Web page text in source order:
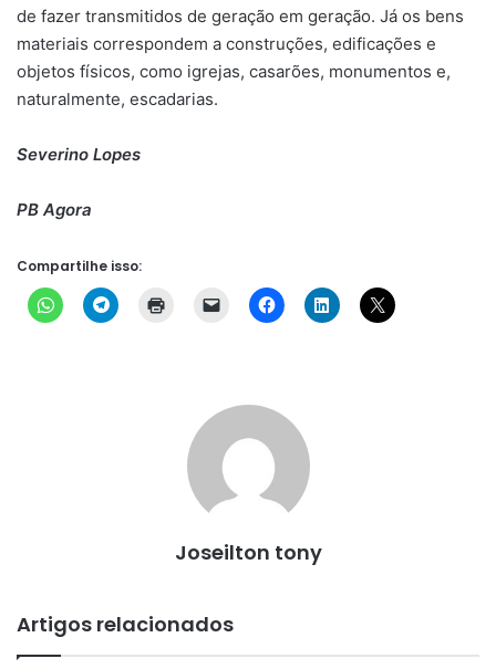
de fazer transmitidos de geração em geração. Já os bens
materiais correspondem a construções, edificações e
objetos físicos, como igrejas, casarões, monumentos e,
naturalmente, escadarias.
Severino Lopes
PB Agora
Compartilhe isso:
Joseilton tony
Artigos relacionados